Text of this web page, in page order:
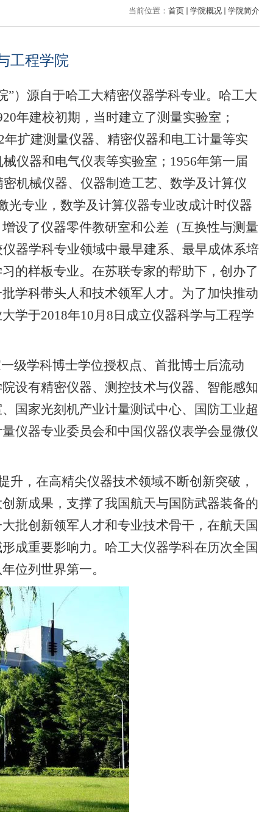
当前位置： 首页 学院概况 学院简介
工程学院
）源自于哈工大精密仪器学科专业。哈工大
年建校初期，当时建立了测量实验室；
年扩建测量仪器、精密仪器和电工计量等实
仪器和电气仪表等实验室； 1956年第一届
机械仪器、仪器制造工艺、数学及计算仪
光专业，数学及计算仪器专业改成计时仪器
设了仪器零件教研室和公差（互换性与测量
器学科专业领域中最早建系、最早成体系培
的样板专业。在苏联专家的帮助下，创办了
学科带头人和技术领军人才。为了加快推动
学于2018年10月 8 日成立仪器科学与工程学
级学科博士学位授权点、首批博士后流动
设有精密仪器、测控技术与仪器、智能感知
国家光刻机产业计量测试中心、国防工业超
仪器专业委员会和中国仪器仪表学会显微仪
，在高精尖仪器技术领域不断创新突破，
新成果，支撑了我国航天与国防武器装备的
批创新领军人才和专业技术骨干，在航天国
成重要影响力。哈工大仪器学科在历次全国
位列世界第一。